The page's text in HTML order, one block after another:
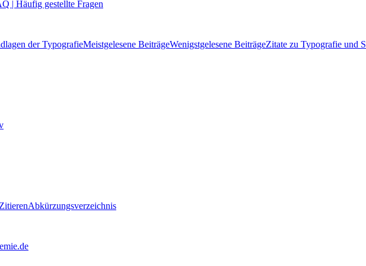
| Häufig gestellte Fragen
der TypografieMeistgelesene BeiträgeWenigstgelesene BeiträgeZitate zu Typografie und
Abkürzungsverzeichnis